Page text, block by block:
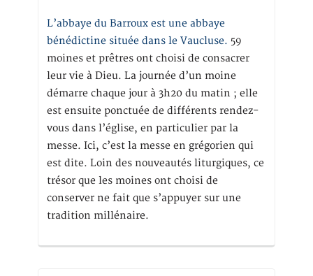
L’abbaye du Barroux est une abbaye
bénédictine située dans le Vaucluse. 59
moines et prêtres ont choisi de consacrer
leur vie à Dieu. La journée d’un moine
démarre chaque jour à 3h20 du matin ; elle
est ensuite ponctuée de différents rendez-
vous dans l’église, en particulier par la
messe. Ici, c’est la messe en grégorien qui
est dite. Loin des nouveautés liturgiques, ce
trésor que les moines ont choisi de
conserver ne fait que s’appuyer sur une
tradition millénaire.